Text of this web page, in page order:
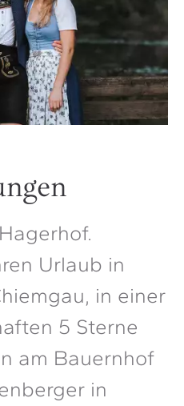
Urlaub in
in einer
5 Sterne
am Bauernhof
in